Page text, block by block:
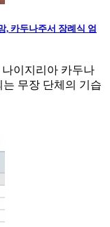
, 카두나주서 장례식 엄
이지리아 카두나
무장 단체의 기습